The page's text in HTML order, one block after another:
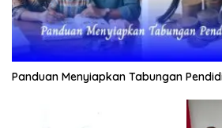
Panduan Menyiapkan Tabungan